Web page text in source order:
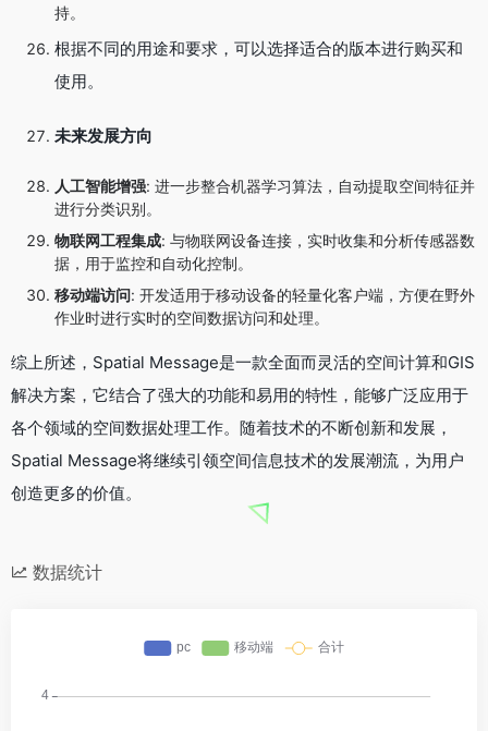
持。
根据不同的用途和要求，可以选择适合的版本进行购买和
使用。
未来发展方向
人工智能增强: 进一步整合机器学习算法，自动提取空间特征并
进行分类识别。
物联网工程集成: 与物联网设备连接，实时收集和分析传感器数
据，用于监控和自动化控制。
移动端访问: 开发适用于移动设备的轻量化客户端，方便在野外
作业时进行实时的空间数据访问和处理。
综上所述，Spatial Message是一款全面而灵活的空间计算和GIS
解决方案，它结合了强大的功能和易用的特性，能够广泛应用于
各个领域的空间数据处理工作。随着技术的不断创新和发展，
Spatial Message将继续引领空间信息技术的发展潮流，为用户
创造更多的价值。
数据统计